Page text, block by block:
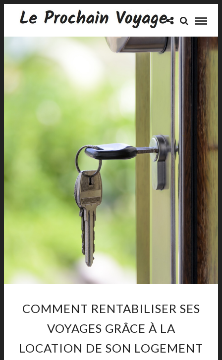
COMMENT RENTABILISER SES
VOYAGES GRÂCE À LA
LOCATION DE SON LOGEMENT